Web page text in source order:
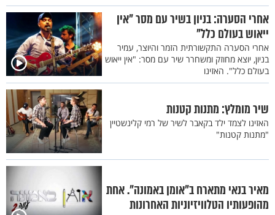
אחרי הסערה: בניון בשיר עם מסר "אין
ייאוש בעולם כלל"
אחרי הסערה התקשורתית הזמר והיוצר, עמיר
בניון, יוצא מחוזק ומשחרר שיר עם מסר: "אין ייאוש
בעולם כלל". האזינו
שיר מומלץ: מתנות קטנות
האזינו לצמד ילד בקאבר לשיר של רמי קלינשטיין
"מתנות קטנות"
מאיר בנאי מתארח ב"אומן באמונה". אחת
מהופעותיו הטלוויזיוניות האחרונות